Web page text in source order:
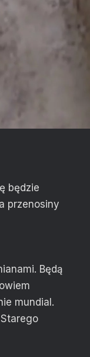
będzie
przenosiny
Będą
mundial.